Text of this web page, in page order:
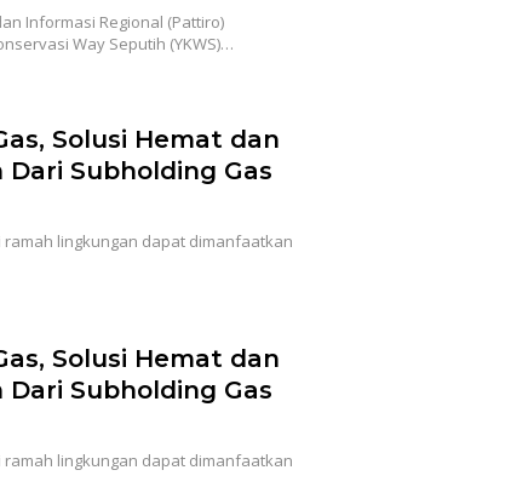
Informasi Regional (Pattiro)
Way Seputih (YKWS)…
Solusi Hemat dan
Subholding Gas
ramah lingkungan dapat dimanfaatkan
Solusi Hemat dan
Subholding Gas
ramah lingkungan dapat dimanfaatkan